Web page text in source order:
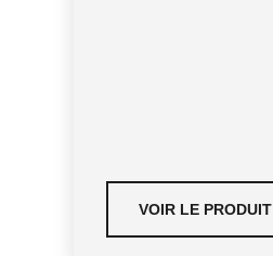
VOIR LE PRODUIT